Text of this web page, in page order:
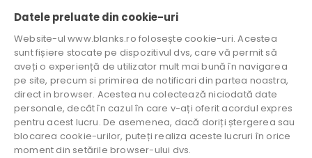
Datele preluate din cookie-uri
Website-ul www.blanks.ro folosește cookie-uri. Acestea
sunt fișiere stocate pe dispozitivul dvs, care vă permit să
aveți o experiență de utilizator mult mai bună în navigarea
pe site, precum si primirea de notificari din partea noastra,
direct in browser. Acestea nu colectează niciodată date
personale, decât în cazul în care v-ați oferit acordul expres
pentru acest lucru. De asemenea, dacă doriți ștergerea sau
blocarea cookie-urilor, puteți realiza aceste lucruri în orice
moment din setările browser-ului dvs.